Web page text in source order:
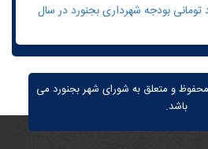
۸۹۴ میلیارد تومانی بودجه شهرداری بجنورد در سال
و متعلق به شورای شهر بجنورد می
باشد.